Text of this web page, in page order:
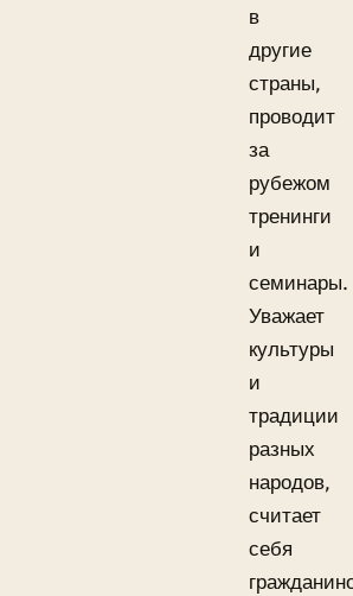
в
другие
страны,
проводит
за
рубежом
тренинги
и
семинары.
Уважает
культуры
и
традиции
разных
народов,
считает
себя